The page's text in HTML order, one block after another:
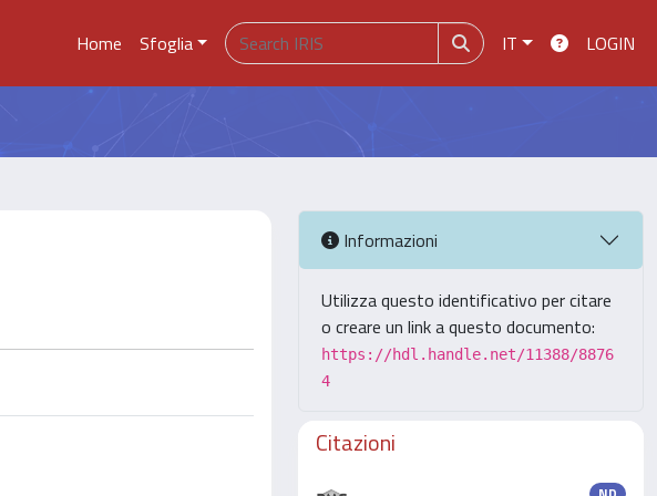
Home Sfoglia IT LOGIN
Informazioni
Utilizza questo identificativo per citare
o creare un link a questo documento:
https://hdl.handle.net/11388/8876
4
Citazioni